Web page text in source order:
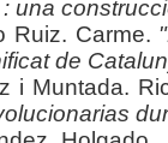
una
Ruiz. Carme.
de
i Muntada.